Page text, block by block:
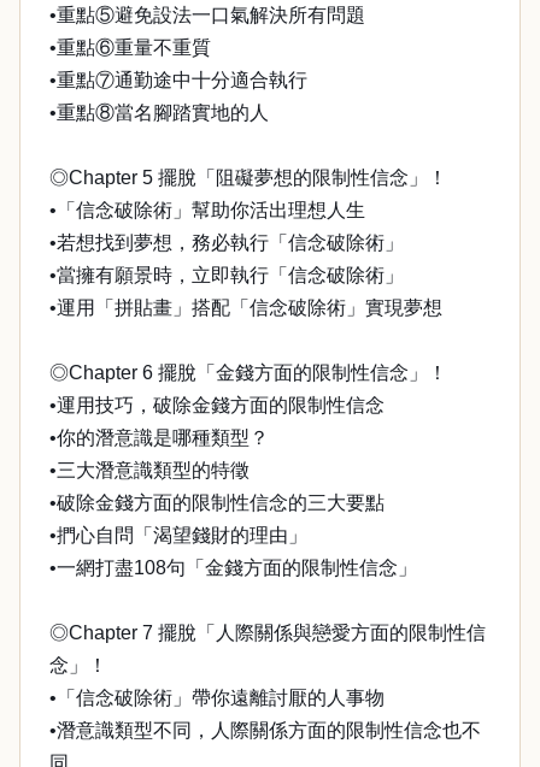
•重點⑤避免設法一口氣解決所有問題
•重點⑥重量不重質
•重點⑦通勤途中十分適合執行
•重點⑧當名腳踏實地的人
◎Chapter 5 擺脫「阻礙夢想的限制性信念」！
•「信念破除術」幫助你活出理想人生
•若想找到夢想，務必執行「信念破除術」
•當擁有願景時，立即執行「信念破除術」
•運用「拼貼畫」搭配「信念破除術」實現夢想
◎Chapter 6 擺脫「金錢方面的限制性信念」！
•運用技巧，破除金錢方面的限制性信念
•你的潛意識是哪種類型？
•三大潛意識類型的特徵
•破除金錢方面的限制性信念的三大要點
•捫心自問「渴望錢財的理由」
•一網打盡108句「金錢方面的限制性信念」
◎Chapter 7 擺脫「人際關係與戀愛方面的限制性信
念」！
•「信念破除術」帶你遠離討厭的人事物
•潛意識類型不同，人際關係方面的限制性信念也不
同